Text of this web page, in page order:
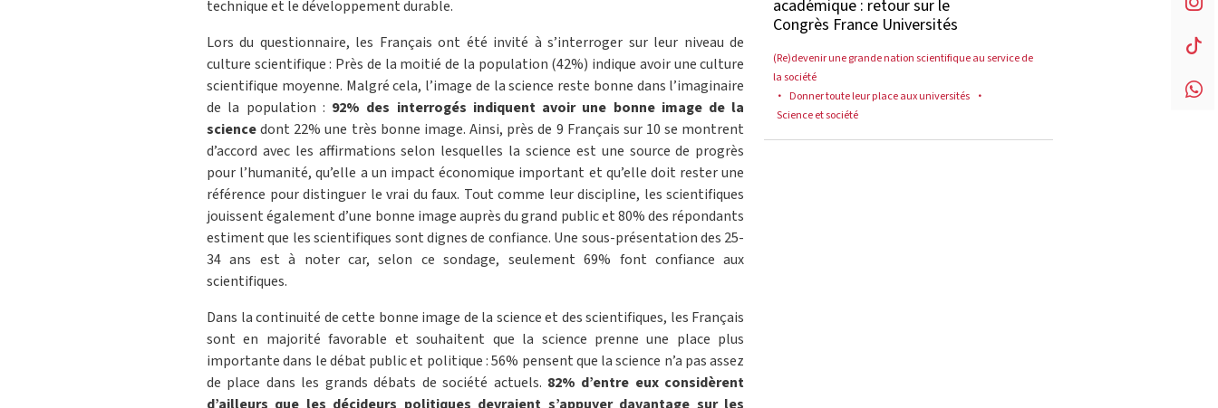
technique et le développement durable.
Lors du questionnaire, les Français ont été invité à s’interroger sur leur niveau de
culture scientifique : Près de la moitié de la population (42%) indique avoir une culture
scientifique moyenne. Malgré cela, l’image de la science reste bonne dans l’imaginaire
de la population : 92% des interrogés indiquent avoir une bonne image de la
sciencedont 22% une très bonne image. Ainsi, près de 9 Français sur 10 se montrent
d’accord avec les affirmations selon lesquelles la science est une source de progrès
pour l’humanité, qu’elle a un impact économique important et qu’elle doit rester une
référence pour distinguer le vrai du faux. Tout comme leur discipline, les scientifiques
jouissent également d’une bonne image auprès du grand public et 80% des répondants
estiment que les scientifiques sont dignes de confiance. Une sous-présentation des 25-
34 ans est à noter car, selon ce sondage, seulement 69% font confiance aux
scientifiques.
Dans la continuité de cette bonne image de la science et des scientifiques, les Français
sont en majorité favorable et souhaitent que la science prenne une place plus
importante dans le débat public et politique : 56% pensent que la science n’a pas assez
de place dans les grands débats de société actuels. 82% d’entre eux considèrent
académique : retour sur le
Congrès France Universités
(Re)devenir une grande nation scientifique au service de
la société
Donner toute leur place aux universités
Science et société